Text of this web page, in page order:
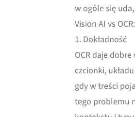
w ogóle się
Vision AI vs
1. Dokładność
OCR daje
czcionki,
gdy w treści
tego problemu